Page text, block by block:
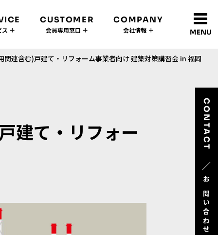
ス ＋
CUSTOMER
会員専用窓口 ＋
COMPANY
会社情報 ＋ MENU
CONTACT
／
お問い合わせ
連含む)戸建て・リフォーム事業者向け 建築対策講習会 in 福岡
建て・リフォー